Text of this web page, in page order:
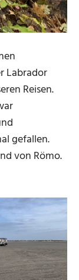
Labrador
Reisen.
gefallen.
von Römo.